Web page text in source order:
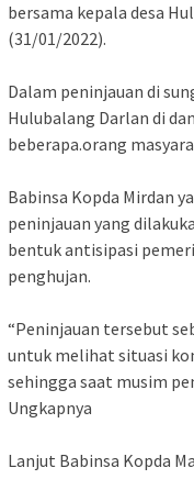
bersama kepala desa
(31/01/2022).
Dalam peninjauan di
Hulubalang Darlan di
beberapa.orang
Babinsa Kopda Mirdan
peninjauan yang
bentuk antisipasi
penghujan.
“Peninjauan tersebut
untuk melihat situasi
sehingga saat musim
Ungkapnya
Lanjut Babinsa Kopda